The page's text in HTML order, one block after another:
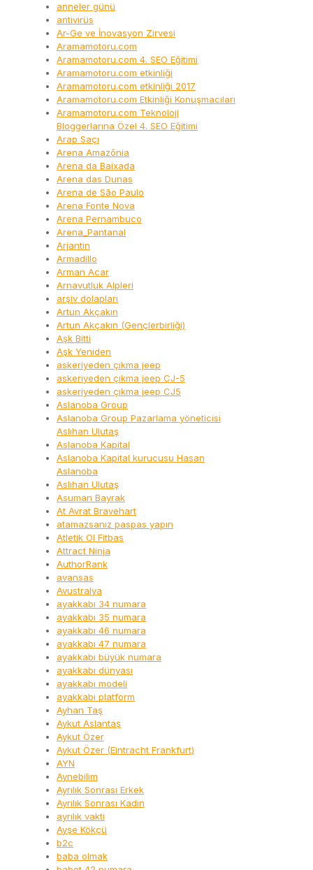
anneler günü
antivirüs
Ar-Ge ve İnovasyon Zirvesi
Aramamotoru.com
Aramamotoru.com 4. SEO Eğitimi
Aramamotoru.com etkinliği
Aramamotoru.com etkinliği 2017
Aramamotoru.com Etkinliği Konuşmacıları
Aramamotoru.com Teknoloji
Bloggerlarına Özel 4. SEO Eğitimi
Arap Saçı
Arena Amazônia
Arena da Baixada
Arena das Dunas
Arena de São Paulo
Arena Fonte Nova
Arena Pernambuco
Arena_Pantanal
Arjantin
Armadillo
Arman Acar
Arnavutluk Alpleri
arşiv dolapları
Artun Akçakın
Artun Akçakın (Gençlerbirliği)
Aşk Bitti
Aşk Yeniden
askeriyeden çıkma jeep
askeriyeden çıkma jeep CJ-5
askeriyeden çıkma jeep CJ5
Aslanoba Group
Aslanoba Group Pazarlama yöneticisi
Aslıhan Ulutaş
Aslanoba Kapital
Aslanoba Kapital kurucusu Hasan
Aslanoba
Aslıhan Ulutaş
Asuman Bayrak
At Avrat Bravehart
atamazsanız paspas yapın
Atletik Ol Fitbas
Attract Ninja
AuthorRank
avansas
Avustralya
ayakkabı 34 numara
ayakkabı 35 numara
ayakkabı 46 numara
ayakkabı 47 numara
ayakkabı büyük numara
ayakkabı dünyası
ayakkabı modeli
ayakkabı platform
Ayhan Taş
Aykut Aslantaş
Aykut Özer
Aykut Özer (Eintracht Frankfurt)
AYN
Aynebilim
Ayrılık Sonrası Erkek
Ayrılık Sonrası Kadın
ayrılık vakti
Ayşe Kökçü
b2c
baba olmak